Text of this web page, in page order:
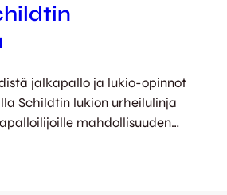
jalkapallo ja lukio-opinnot
Schildtin lukion urheilulinja
mahdollisuuden
valmennukseen osana